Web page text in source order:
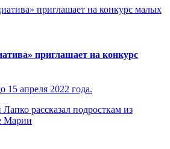
приглашает на конкурс
15 апреля 2022 года.